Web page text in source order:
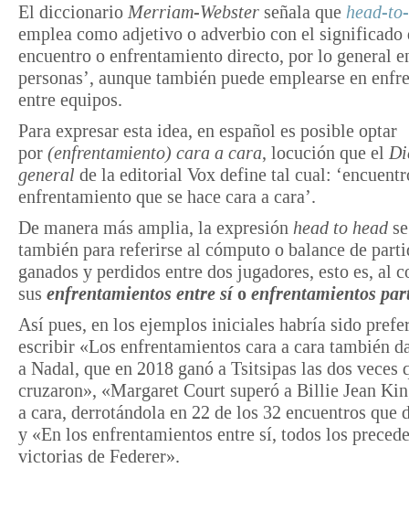
El diccionario Merriam-Webster señala que head-
emplea como adjetivo o adverbio con el significado
encuentro o enfrentamiento directo, por lo general
personas’, aunque también puede emplearse en
entre equipos.
Para expresar esta idea, en español es posible optar
por (enfrentamiento) cara a cara, locución que el
general de la editorial Vox define tal cual:
enfrentamiento que se hace cara a cara’.
De manera más amplia, la expresión head to head
también para referirse al cómputo o balance de
ganados y perdidos entre dos jugadores, esto es, al
sus enfrentamientos entre sío enfrentamientos
Así pues, en los ejemplos iniciales habría sido
escribir «Los enfrentamientos cara a cara también
a Nadal, que en 2018 ganó a Tsitsipas las dos veces
cruzaron», «Margaret Court superó a Billie Jean
a cara, derrotándola en 22 de los 32 encuentros que
y «En los enfrentamientos entre sí, todos los
victorias de Federer».